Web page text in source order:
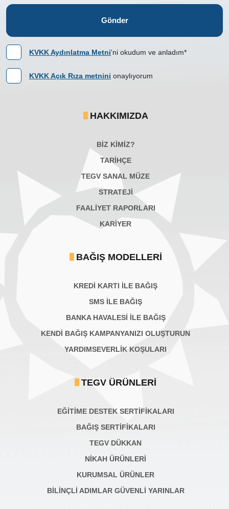
Gönder
KVKK Aydınlatma Metni'ni okudum ve anladım*
KVKK Açık Rıza metnini onaylıyorum
HAKKIMIZDA
BİZ KİMİZ?
TARİHÇE
TEGV SANAL MÜZE
STRATEJİ
FAALİYET RAPORLARI
KARIYER
BAĞIŞ MODELLERI
KREDİ KARTI İLE BAĞIŞ
SMS İLE BAĞIŞ
BANKA HAVALESİ İLE BAĞIŞ
KENDİ BAĞIŞ KAMPANYANIZI OLUŞTURUN
YARDIMSEVERLİK KOŞULARI
TEGV ÜRÜNLERI
EĞİTİME DESTEK SERTİFİKALARI
BAĞIŞ SERTIFIKALARI
TEGV DÜKKAN
NİKAH ÜRÜNLERİ
KURUMSAL ÜRÜNLER
BILINÇLI ADIMLAR GÜVENLI YARINLAR